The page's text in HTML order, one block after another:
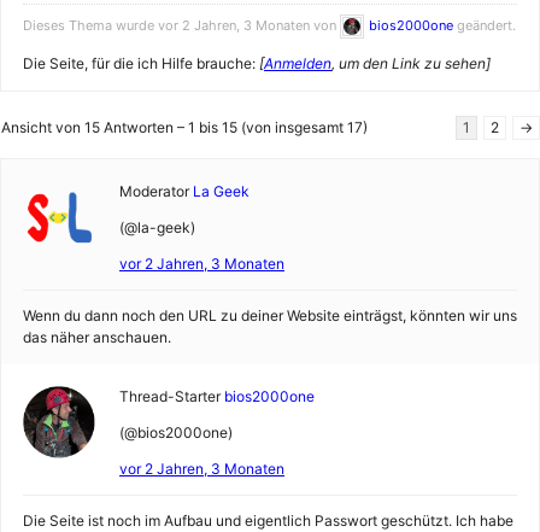
Dieses Thema wurde vor 2 Jahren, 3 Monaten von bios2000one geändert.
Die Seite, für die ich Hilfe brauche: [Anmelden, um den Link zu sehen]
Ansicht von 15 Antworten – 1 bis 15 (von insgesamt 17) 1 2 →
Moderator La Geek
(@la-geek)
vor 2 Jahren, 3 Monaten
Wenn du dann noch den URL zu deiner Website einträgst, könnten wir uns
das näher anschauen.
Thread-Starter bios2000one
(@bios2000one)
vor 2 Jahren, 3 Monaten
Die Seite ist noch im Aufbau und eigentlich Passwort geschützt. Ich habe